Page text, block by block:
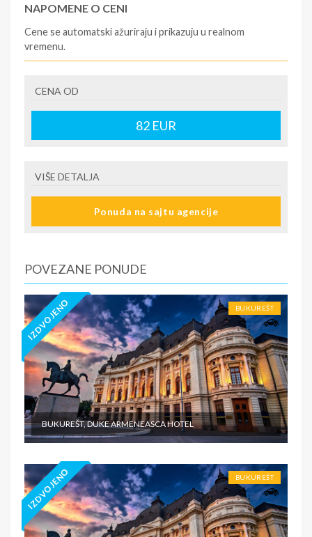
NAPOMENE O CENI
Cene se automatski ažuriraju i prikazuju u realnom
vremenu.
- rezervisane i potvrđene usluge u izabranoj smeštajnoj
jedinici prema opisu; - korišćenje hotelskih sadržaja
prema opisu; - organizaciju putovanja.
- boravišne takse na destinaciji, plaćaju se na recepciji
Preporuka turističke agencije Tiara Holidaysje da putnik
poseduje navedeno osiguranje - usluge za koje je
predviđena doplata na licu mesta (parking, krevetac za
CENA OD
82 EUR
VIŠE DETALJA
Ponuda na sajtu agencije
POVEZANE PONUDE
IZDVOJENO BUKUREŠT
BUKUREŠT, DUKE ARMENEASCA HOTEL
IZDVOJENO BUKUREŠT